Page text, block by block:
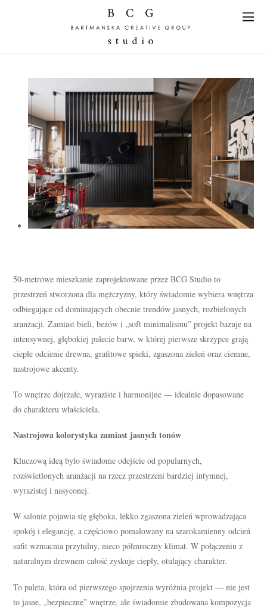
50-metrowe mieszkanie zaprojektowane przez BCG Studio to
przestrzeń stworzona dla mężczyzny, który świadomie wybiera wnętrza
odbiegające od dominujących obecnie trendów jasnych, rozbielonych
aranżacji. Zamiast bieli, beżów i „soft minimalismu” projekt bazuje na
intensywnej, głębokiej palecie barw, w której pierwsze skrzypce grają
ciepłe odcienie drewna, grafitowe spieki, zgaszona zieleń oraz ciemne,
nastrojowe akcenty.
To wnętrze dojrzałe, wyraziste i harmonijne — idealnie dopasowane
do charakteru właściciela.
Nastrojowa kolorystyka zamiast jasnych tonów
Kluczową ideą było świadome odejście od popularnych,
rozświetlonych aranżacji na rzecz przestrzeni bardziej intymnej,
wyrazistej i nasyconej.
W salonie pojawia się głęboka, lekko zgaszona zieleń wprowadzająca
spokój i elegancję, a częściowo pomalowany na szarokamienny odcień
sufit wzmacnia przytulny, nieco półmroczny klimat. W połączeniu z
naturalnym drewnem całość zyskuje ciepły, otulający charakter.
To paleta, która od pierwszego spojrzenia wyróżnia projekt — nie jest
to jasne, „bezpieczne” wnętrze, ale świadomie zbudowana kompozycja